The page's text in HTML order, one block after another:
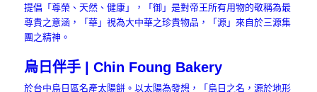
提倡「尊榮、天然、健康」，「御」是對帝王所有用物的敬稱為最
尊貴之意涵，「華」視為大中華之珍貴物品，「源」來自於三源集
團之精神。
烏日伴手 | Chin Foung Bakery
於台中烏日區名產太陽餅。以太陽為發想，「烏日之名，源於地形